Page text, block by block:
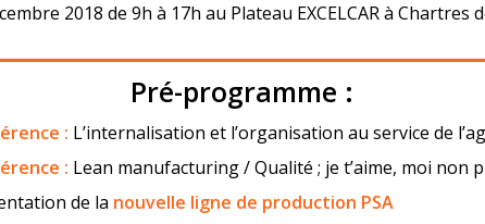
2018 de 9h à 17h au Plateau EXCELCAR à Chartres
Pré-programme :
: L’internalisation et l’organisation au service de
: Lean manufacturing / Qualité ; je t’aime, moi non
de la nouvelle ligne de production PSA